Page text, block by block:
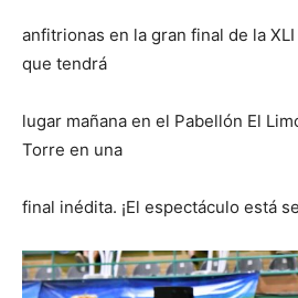
anfitrionas en la gran final de la
que tendrá
lugar mañana en el Pabellón El
Torre en una
final inédita. ¡El espectáculo está